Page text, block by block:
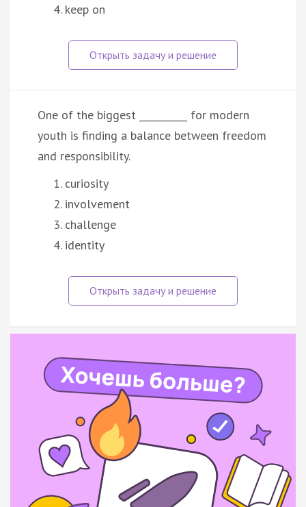
keep on
One of the biggest __________ for modern
youth is finding a balance between freedom
and responsibility.
curiosity
involvement
challenge
identity